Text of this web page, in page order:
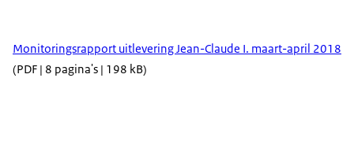
Monitoringsrapport uitlevering Jean-Claude I. maart-april 2018
(PDF | 8 pagina's | 198 kB)